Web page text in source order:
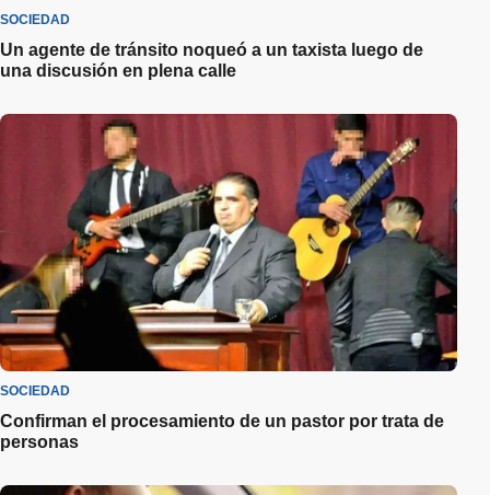
SOCIEDAD
Un agente de tránsito noqueó a un taxista luego de
una discusión en plena calle
SOCIEDAD
Confirman el procesamiento de un pastor por trata de
personas